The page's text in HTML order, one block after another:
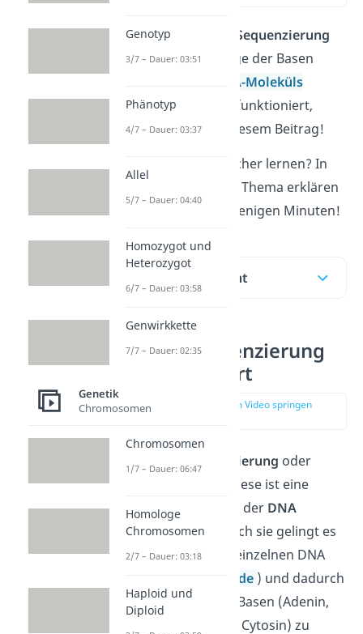
Mithilfe der
Sanger Sequenzierung
kannst du die Abfolge der Basen
DNA-Moleküls
feststellen. Wie das funktioniert,
erklären wir dir in diesem Beitrag!
Du willst noch einfacher lernen? In
zum Thema erklären
wir dir alles in nur wenigen Minuten!
Inhaltsübersicht
Sanger Sequenzierung
einfach erklärt
zur Stelle im Video springen
Die Sanger Sequenzierung oder
Kettenabbruchsynthese ist eine
wichtige Methode in der DNA
Sequenzierung
. Durch sie gelingt es
dir, die Abfolge der einzelnen DNA
Nukleotide ) und dadurch
die Reihenfolge der Basen (Adenin,
Thymin, Guanin und Cytosin) zu
Genotyp
3/7 – Dauer: 03:51
Phänotyp
4/7 – Dauer: 03:37
Allel
5/7 – Dauer: 04:40
Homozygot und
Heterozygot
6/7 – Dauer: 03:58
Genwirkkette
7/7 – Dauer: 02:35
Genetik
Chromosomen
Chromosomen
1/7 – Dauer: 06:47
Homologe
Chromosomen
2/7 – Dauer: 03:18
Haploid und
Diploid